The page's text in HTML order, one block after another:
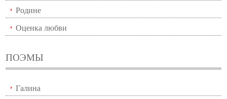
Родине
Оценка любви
ПОЭМЫ
Галина